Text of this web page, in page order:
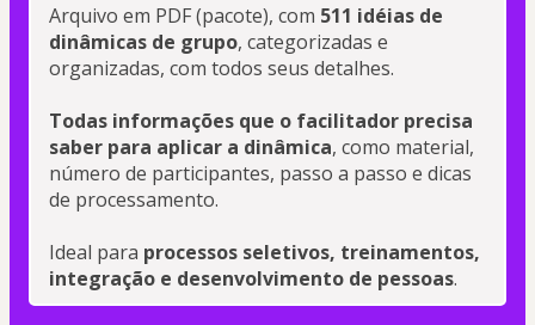
Arquivo em PDF (pacote), com 511 idéias de
dinâmicas de grupo, categorizadas e
organizadas, com todos seus detalhes.
Todas informações que o facilitador precisa
saber para aplicar a dinâmica, como material,
número de participantes, passo a passo e dicas
de processamento.
Ideal para processos seletivos, treinamentos,
integração e desenvolvimento de pessoas.